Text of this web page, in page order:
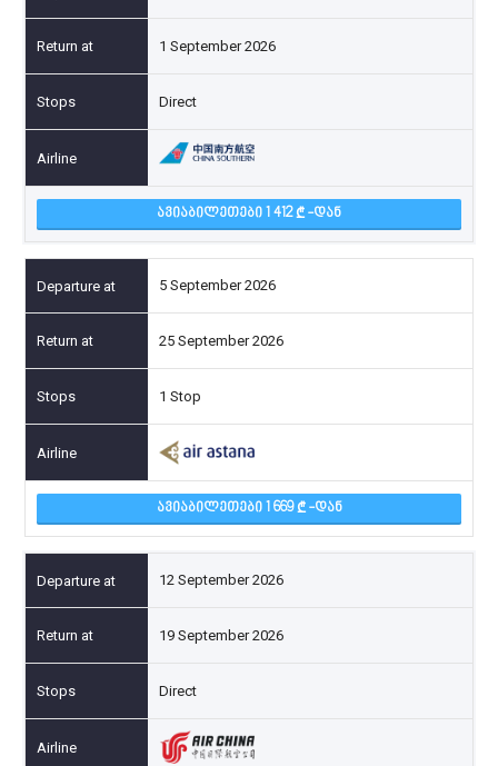
1 September 2026
Direct
ᲐᲕᲘᲐᲑᲘᲚᲔᲗᲔᲑᲘ 1 412 -ᲓᲐᲜ
5 September 2026
25 September 2026
1 Stop
ᲐᲕᲘᲐᲑᲘᲚᲔᲗᲔᲑᲘ 1 669 -ᲓᲐᲜ
12 September 2026
19 September 2026
Direct